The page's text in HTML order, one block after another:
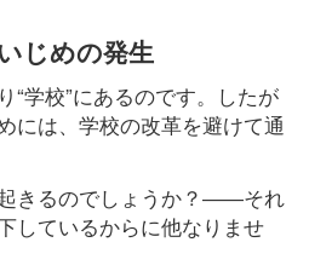
じめの発生
“学校”にあるのです。したが
には、学校の改革を避けて通
きるのでしょうか？――それ
しているからに他なりませ